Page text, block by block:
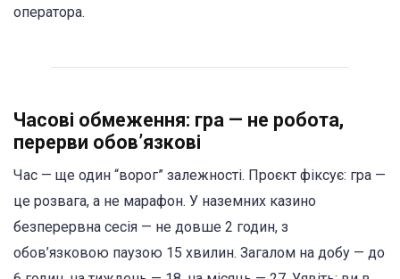
оператора.
Часові обмеження: гра — не робота,
перерви обов’язкові
Час — ще один “ворог” залежності. Проєкт фіксує: гра —
це розвага, а не марафон. У наземних казино
безперервна сесія — не довше 2 годин, з
обов’язковою паузою 15 хвилин. Загалом на добу — до